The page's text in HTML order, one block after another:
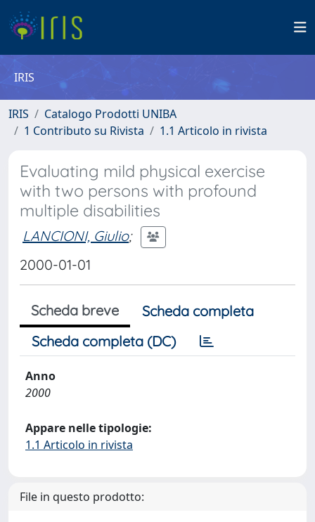
IRIS
IRIS
Catalogo Prodotti UNIBA
1 Contributo su Rivista
1.1 Articolo in rivista
Evaluating mild physical exercise
with two persons with profound
multiple disabilities
LANCIONI, Giulio;
2000-01-01
Scheda breve
Scheda completa
Scheda completa (DC)
Anno
2000
Appare nelle tipologie:
1.1 Articolo in rivista
File in questo prodotto: